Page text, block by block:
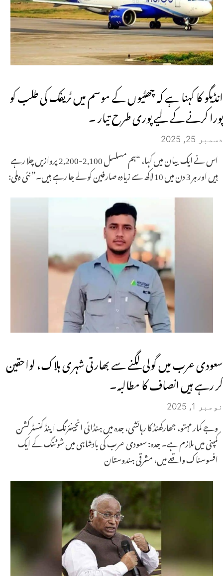
انڈیگو کا کہنا ہے کہ چھٹیوں کے موسم میں ٹریفک کی طلب کو
پورا کرنے کے لیے پوری طرح تیار ۔
دسمبر 25, 2025
اس نے ایک بیان میں کہا، “ہم مسلسل 2,100-2,200 پروازیں چلا رہے
ہیں اور ہر 3 دن میں 10 لاکھ سے زیادہ صارفین کو لے جا رہے ہیں۔” نئی دہلی:
سعودی عرب میں گولی لگنے سے بھارتی شہری ہلاک، لواحقین
کر رہے ہیں انصاف کا مطالبہ۔
نومبر 1, 2025
وجے کمار مہتو، جھارکھنڈ کا رہائشی، جدہ میں ہنڈائی انجینئرنگ اینڈ کنسٹرکشن
کمپنی میں ملازم ہے۔ جدہ: سعودی عرب کی بادشاہی میں شوٹنگ کے ایک
افسوسناک واقعے میں، مشرقی ہندوستان